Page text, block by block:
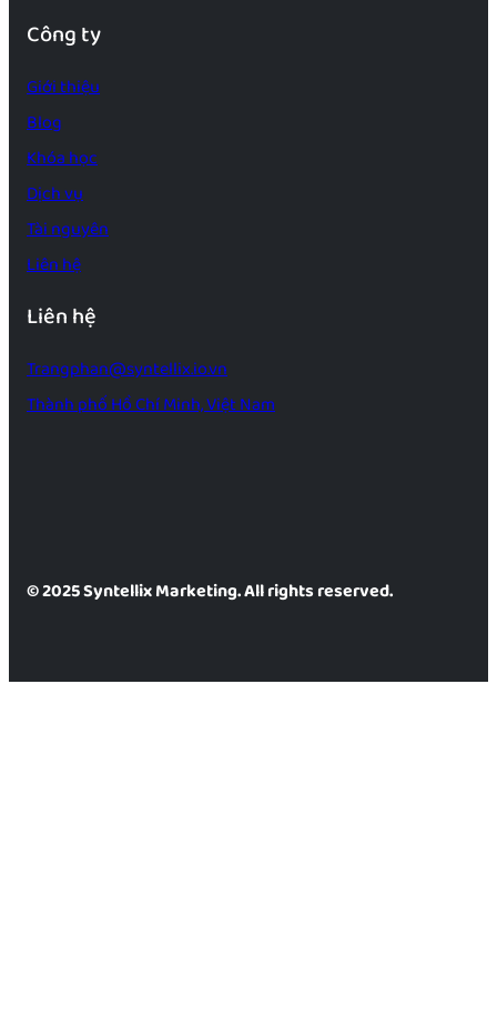
Công ty
Giới thiệu
Blog
Khóa học
Dịch vụ
Tài nguyên
Liên hệ
Liên hệ
Trangphan@syntellix.io.vn
Thành phố Hồ Chí Minh, Việt Nam
© 2025 Syntellix Marketing. All rights reserved.